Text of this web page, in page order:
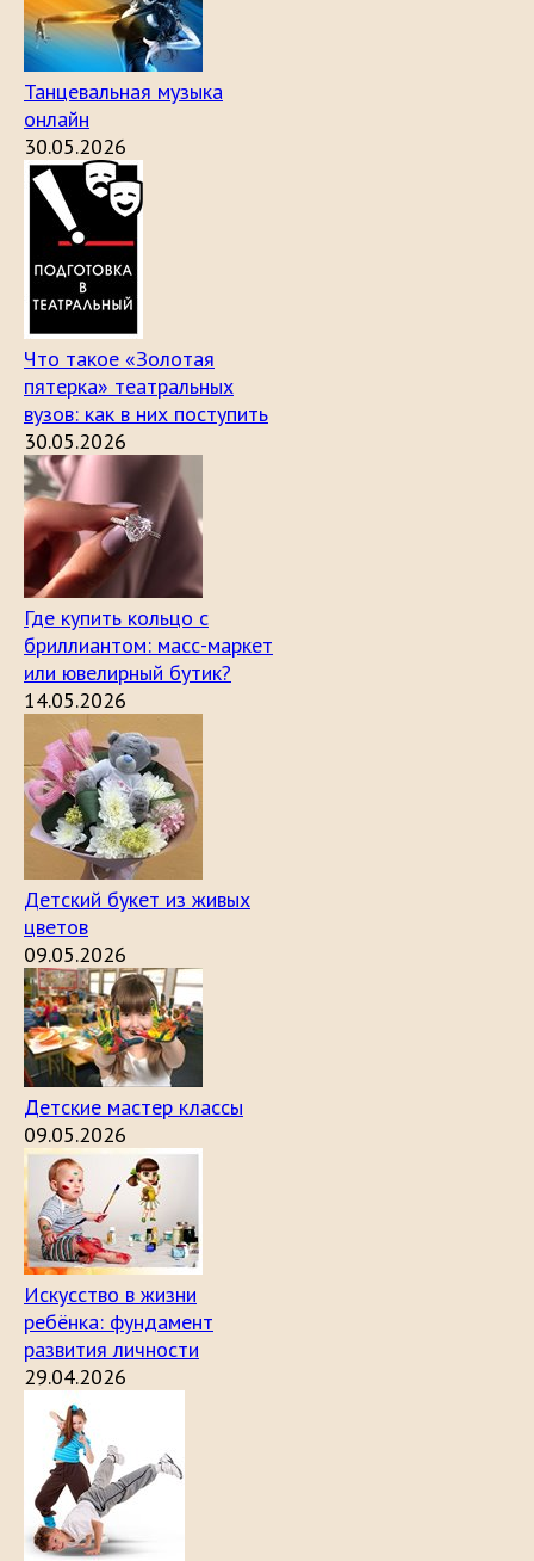
Танцевальная музыка
онлайн
30.05.2026
Что такое «Золотая
пятерка» театральных
вузов: как в них поступить
30.05.2026
Где купить кольцо с
бриллиантом: масс-маркет
или ювелирный бутик?
14.05.2026
Детский букет из живых
цветов
09.05.2026
Детские мастер классы
09.05.2026
Искусство в жизни
ребёнка: фундамент
развития личности
29.04.2026